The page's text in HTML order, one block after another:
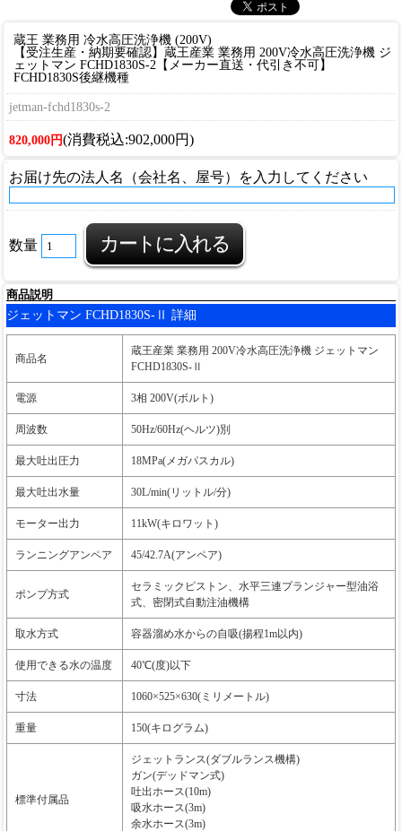
蔵王 業務用 冷水高圧洗浄機 (200V)
【受注生産・納期要確認】蔵王産業 業務用 200V冷水高圧洗浄機 ジ
ェットマン FCHD1830S-2【メーカー直送・代引き不可】
FCHD1830S後継機種
jetman-fchd1830s-2
820,000円(消費税込:902,000円)
お届け先の法人名（会社名、屋号）を入力してください
数量
商品説明
ジェットマン FCHD1830S-Ⅱ 詳細
商品名
蔵王産業 業務用 200V冷水高圧洗浄機 ジェットマン
FCHD1830S-Ⅱ
電源 3相 200V(ボルト)
周波数 50Hz/60Hz(ヘルツ)別
最大吐出圧力 18MPa(メガパスカル)
最大吐出水量 30L/min(リットル/分)
モーター出力 11kW(キロワット)
ランニングアンペア 45/42.7A(アンペア)
ポンプ方式
セラミックピストン、水平三連プランジャー型油浴
式、密閉式自動注油機構
取水方式 容器溜め水からの自吸(揚程1m以内)
使用できる水の温度 40℃(度)以下
寸法 1060×525×630(ミリメートル)
重量 150(キログラム)
標準付属品
ジェットランス(ダブルランス機構)
ガン(デッドマン式)
吐出ホース(10m)
吸水ホース(3m)
余水ホース(3m)